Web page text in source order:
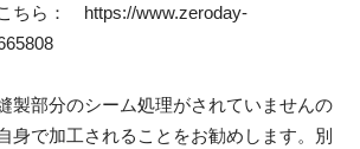
ちら： https://www.zeroday-
製部分のシーム処理がされていませんの
身で加工されることをお勧めします。別